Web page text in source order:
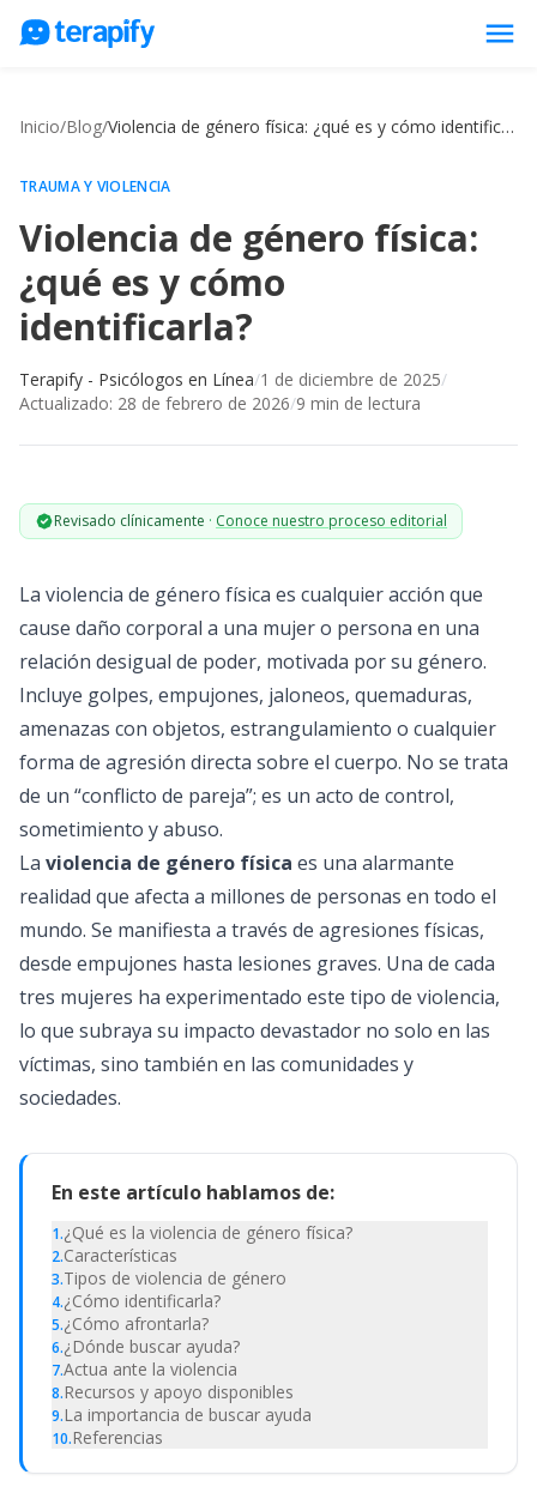
menu
Opiniones
Empresas
Preguntas frecuentes
Blog
Inicio/Blog/ Violencia de género física: ¿qué es y cómo identificarla?
TRAUMA Y VIOLENCIA
Violencia de género física:
¿qué es y cómo
identificarla?
Terapify - Psicólogos en Línea/1 de diciembre de 2025/
Actualizado: 28 de febrero de 2026/9 min de lectura
Revisado clínicamente · Conoce nuestro proceso editorial
La violencia de género física es cualquier acción que
cause daño corporal a una mujer o persona en una
relación desigual de poder, motivada por su género.
Incluye golpes, empujones, jaloneos, quemaduras,
amenazas con objetos, estrangulamiento o cualquier
forma de agresión directa sobre el cuerpo. No se trata
de un “conflicto de pareja”; es un acto de control,
sometimiento y abuso.
La violencia de género física es una alarmante
realidad que afecta a millones de personas en todo el
mundo. Se manifiesta a través de agresiones físicas,
desde empujones hasta lesiones graves. Una de cada
tres mujeres ha experimentado este tipo de violencia,
lo que subraya su impacto devastador no solo en las
víctimas, sino también en las comunidades y
sociedades.
En este artículo hablamos de:
1.¿Qué es la violencia de género física?
2.Características
3.Tipos de violencia de género
4.¿Cómo identificarla?
5.¿Cómo afrontarla?
6.¿Dónde buscar ayuda?
7.Actua ante la violencia
8.Recursos y apoyo disponibles
9.La importancia de buscar ayuda
10.Referencias